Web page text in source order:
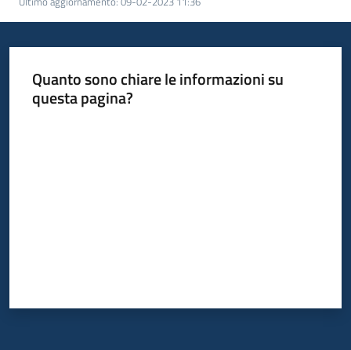
Quanto sono chiare le informazioni su
questa pagina?